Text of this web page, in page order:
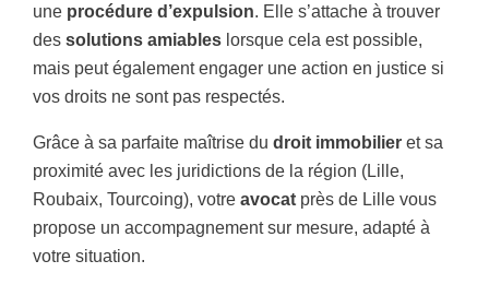
une procédure d’expulsion. Elle s’attache à trouver
des solutions amiableslorsque cela est possible,
mais peut également engager une action en justice si
vos droits ne sont pas respectés.
Grâce à sa parfaite maîtrise du droit immobilieret sa
proximité avec les juridictions de la région (Lille,
Roubaix, Tourcoing), votre avocatprès de Lille vous
propose un accompagnement sur mesure, adapté à
votre situation.